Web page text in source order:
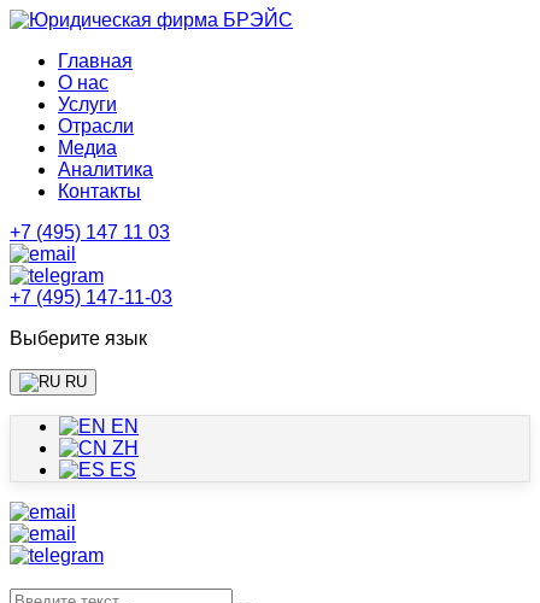
Главная
О нас
Услуги
Отрасли
Медиа
Аналитика
Контакты
+7 (495) 147 11 03
+7 (495) 147-11-03
Выберите язык
RU
EN
ZH
ES